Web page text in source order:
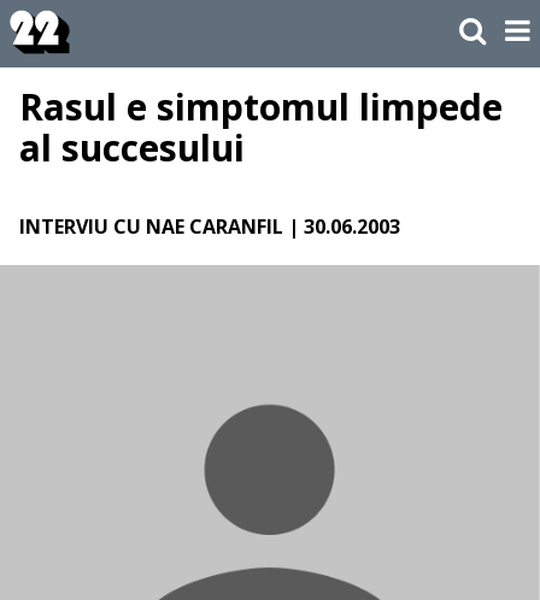
Rasul e simptomul limpede
al succesului
INTERVIU CU NAE CARANFIL | 30.06.2003